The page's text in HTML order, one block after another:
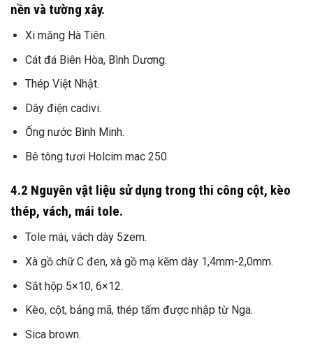
nền và tường xây.
Xi măng Hà Tiên.
Cát đá Biên Hòa, Bình Dương.
Thép Việt Nhật.
Dây điện cadivi.
Ống nước Bình Minh.
Bê tông tươi Holcim mac 250.
4.2 Nguyên vật liệu sử dụng trong thi công cột, kèo
thép, vách, mái tole.
Tole mái, vách dày 5zem.
Xà gồ chữ C đen, xà gồ mạ kẽm dày 1,4mm-2,0mm.
Sắt hộp 5×10, 6×12.
Kèo, cột, bảng mã, thép tấm được nhập từ Nga.
Sica brown.